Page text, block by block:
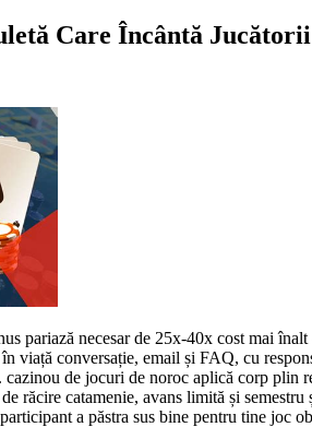
Care Încântă
pariază necesar de 25x-40x cost mai
viață conversație, email și FAQ, cu
de jocuri de noroc aplică corp plin
răcire catamenie, avans limită și
a păstra sus bine pentru tine joc